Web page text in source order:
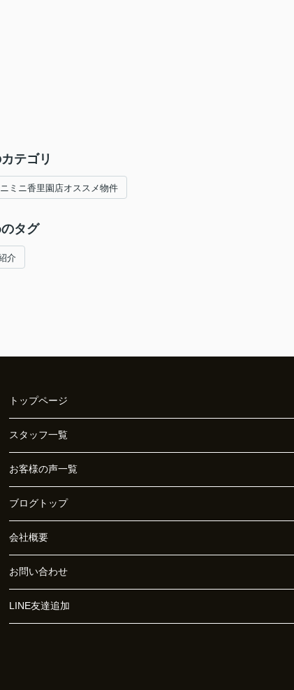
テゴリ
ニミニ香里園店オススメ物件
タグ
介
トップページ
スタッフ一覧
お客様の声一覧
ブログトップ
会社概要
お問い合わせ
LINE友達追加